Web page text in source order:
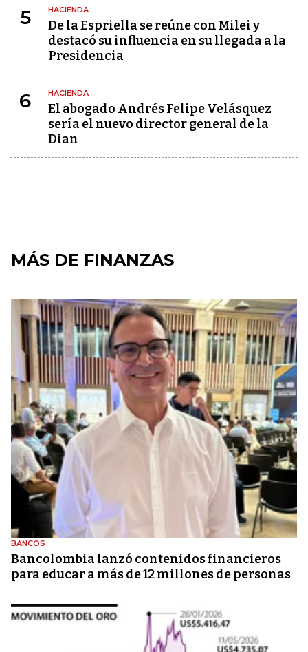
5 HACIENDA
De la Espriella se reúne con Milei y
destacó su influencia en su llegada a la
Presidencia
6 HACIENDA
El abogado Andrés Felipe Velásquez
sería el nuevo director general de la
Dian
MÁS DE FINANZAS
BANCOS
Bancolombia lanzó contenidos financieros
para educar a más de 12 millones de personas